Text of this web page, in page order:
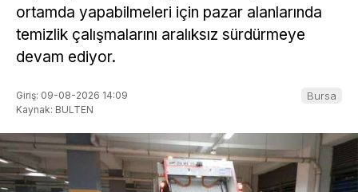
ortamda yapabilmeleri için pazar alanlarında
temizlik çalışmalarını aralıksız sürdürmeye
devam ediyor.
Giriş: 09-08-2026 14:09
Kaynak: BULTEN
Bursa